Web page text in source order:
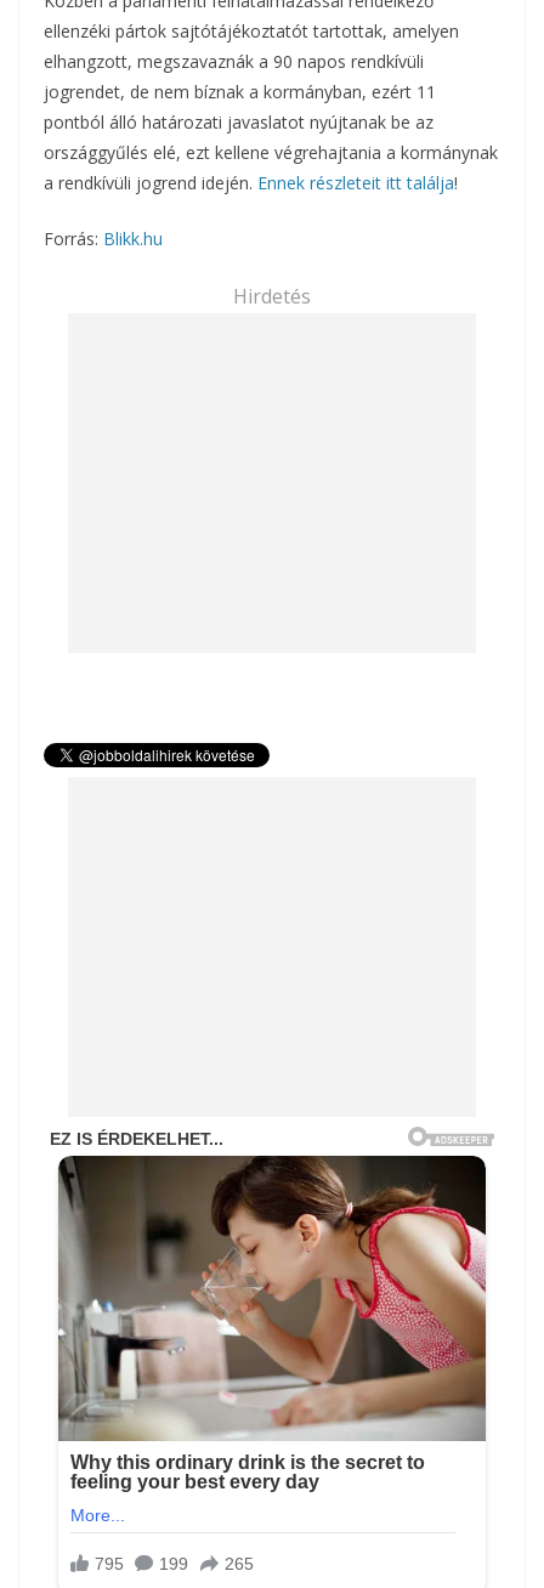
ellenzéki pártok sajtótájékoztatót tartottak, amelyen
elhangzott, megszavaznák a 90 napos rendkívüli
jogrendet, de nem bíznak a kormányban, ezért 11
pontból álló határozati javaslatot nyújtanak be az
országgyűlés elé, ezt kellene végrehajtania a kormánynak
a rendkívüli jogrend idején. Ennek részleteit itt találja!
Forrás: Blikk.hu
Hirdetés